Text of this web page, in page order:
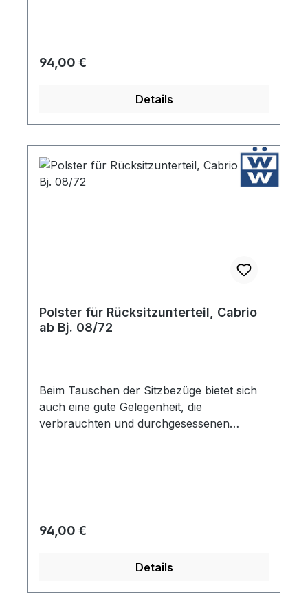
Regulärer Preis:
94,00 €
Details
Polster für Rücksitzunterteil, Cabrio
ab Bj. 08/72
Beim Tauschen der Sitzbezüge bietet sich
auch eine gute Gelegenheit, die
verbrauchten und durchgesessenen
Regulärer Preis:
94,00 €
Details